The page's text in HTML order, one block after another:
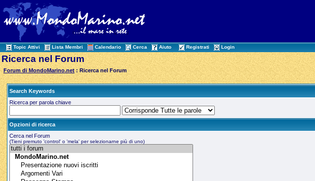
Topic Attivi Lista Membri Calendario Cerca Aiuto Registrati Login
Ricerca nel Forum
Forum di MondoMarino.net : Ricerca nel Forum
Search Keywords
Ricerca per parola chiave
Opzioni di ricerca
Cerca nel Forum
(Tieni premuto 'control' o 'mela' per selezionarne più di uno)